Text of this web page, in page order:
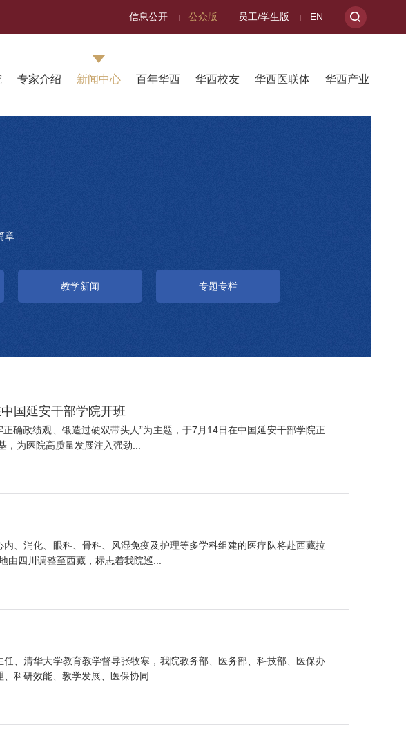
信息公开 公众版 员工/学生版 EN
专家介绍 新闻中心 百年华西 华西校友 华西医联体 华西产业
章
教学新闻 专题专栏
国延安干部学院开班
确政绩观、锻造过硬双带头人”为主题，于7月14日在中国延安干部学院正
为医院高质量发展注入强劲...
、消化、眼科、骨科、风湿免疫及护理等多学科组建的医疗队将赴西藏拉
四川调整至西藏，标志着我院巡...
、清华大学教育教学督导张牧寒，我院教务部、医务部、科技部、医保办
科研效能、教学发展、医保协同...